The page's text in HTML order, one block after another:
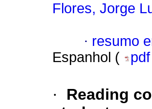
Flores, Jorge
· resumo
Espanhol (
pdf
·
Reading